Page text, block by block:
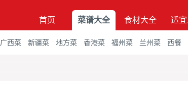
首页 菜谱大全 食材大全 适
广西菜 新疆菜 地方菜 香港菜 福州菜 兰州菜 西餐